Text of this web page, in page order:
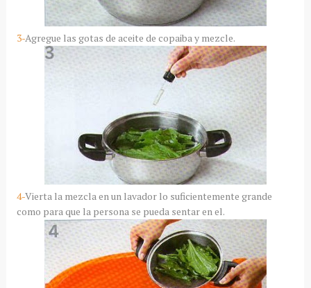
3-Agregue las gotas de aceite de copaiba y mezcle.
4-Vierta la mezcla en un lavador lo suficientemente grande
como para que la persona se pueda sentar en el.